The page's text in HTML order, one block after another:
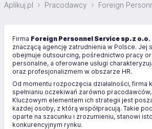
Aplikuj.pl Pracodawcy Foreign
Firma Foreign Personnel Service sp. z o.o.
znaczącą agencję zatrudnienia w Polsce. Jej
obejmuje outsourcing, pośrednictwo pracy
personalne, a oferowane usługi
oraz profesjonalizmem w obszarze HR.
Od momentu rozpoczęcia działalności, firma
spełnianiu oczekiwań zarówno
Kluczowym elementem ich strategii jest
każdej osoby, z którą współpracują. Takie
oparte na szacunku i zrozumieniu, stanowi
konkurencyjnym rynku.